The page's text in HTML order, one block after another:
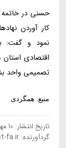
حسنی در خاتمه
کار آوردن
نمود و گفت:
اقتصادی استان
تصمیمی واحد
منبع: همگردی
تاریخ انتشار: 10 مهر 1401
گردآورنده:fa.ir